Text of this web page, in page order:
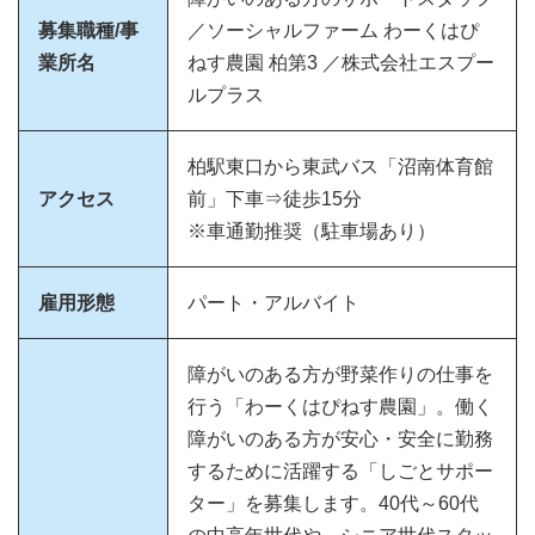
募集職種/事
業所名
／ソーシャルファーム わーくはぴ
ねす農園 柏第3 ／株式会社エスプー
ルプラス
アクセス
柏駅東口から東武バス「沼南体育館
前」下車⇒徒歩15分
※車通勤推奨（駐車場あり）
雇用形態 パート・アルバイト
障がいのある方が野菜作りの仕事を
行う「わーくはぴねす農園」。働く
障がいのある方が安心・安全に勤務
するために活躍する「しごとサポー
ター」を募集します。40代～60代